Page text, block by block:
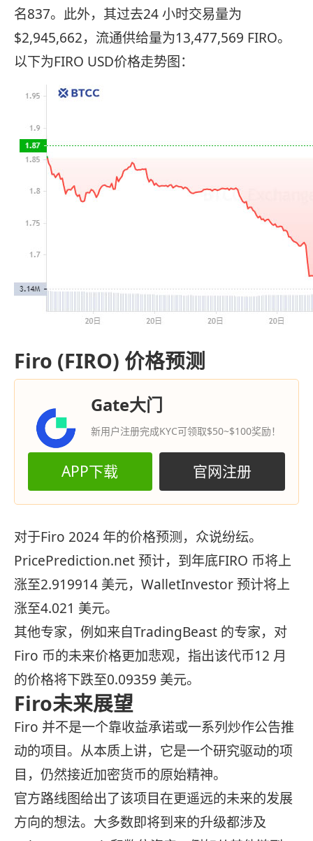
名837。此外，其过去24 小时交易量为
$2,945,662，流通供给量为13,477,569 FIRO。
以下为FIRO USD价格走势图：
Firo (FIRO) 价格预测
Gate大门
新用户注册完成KYC可领取$50~$100奖励！
APP下载 官网注册
对于Firo 2024 年的价格预测，众说纷纭。
PricePrediction.net 预计，到年底FIRO 币将上
涨至2.919914 美元，WalletInvestor 预计将上
涨至4.021 美元。
其他专家，例如来自TradingBeast 的专家，对
Firo 币的未来价格更加悲观，指出该代币12 月
的价格将下跌至0.09359 美元。
Firo未来展望
Firo 并不是一个靠收益承诺或一系列炒作公告推
动的项目。从本质上讲，它是一个研究驱动的项
目，仍然接近加密货币的原始精神。
官方路线图给出了该项目在更遥远的未来的发展
方向的想法。大多数即将到来的升级都涉及